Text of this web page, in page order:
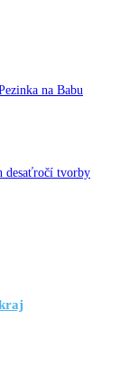
na Babu
desaťročí tvorby